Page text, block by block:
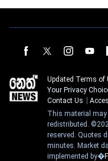
Updated Terms of
Your Privacy
Contact Us
This material may
redistributed.
reserved. Quotes
minutes. Market
implemented by�